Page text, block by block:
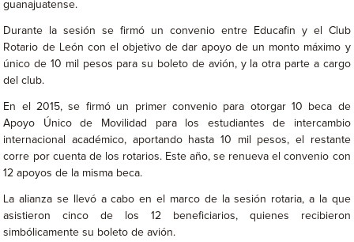
guanajuatense.
Durante la sesión se firmó un convenio entre Educafin y el Club
Rotario de León con el objetivo de dar apoyo de un monto máximo y
único de 10 mil pesos para su boleto de avión, y la otra parte a cargo
del club.
En el 2015, se firmó un primer convenio para otorgar 10 beca de
Apoyo Único de Movilidad para los estudiantes de intercambio
internacional académico, aportando hasta 10 mil pesos, el restante
corre por cuenta de los rotarios. Este año, se renueva el convenio con
12 apoyos de la misma beca.
La alianza se llevó a cabo en el marco de la sesión rotaria, a la que
asistieron cinco de los 12 beneficiarios, quienes recibieron
simbólicamente su boleto de avión.